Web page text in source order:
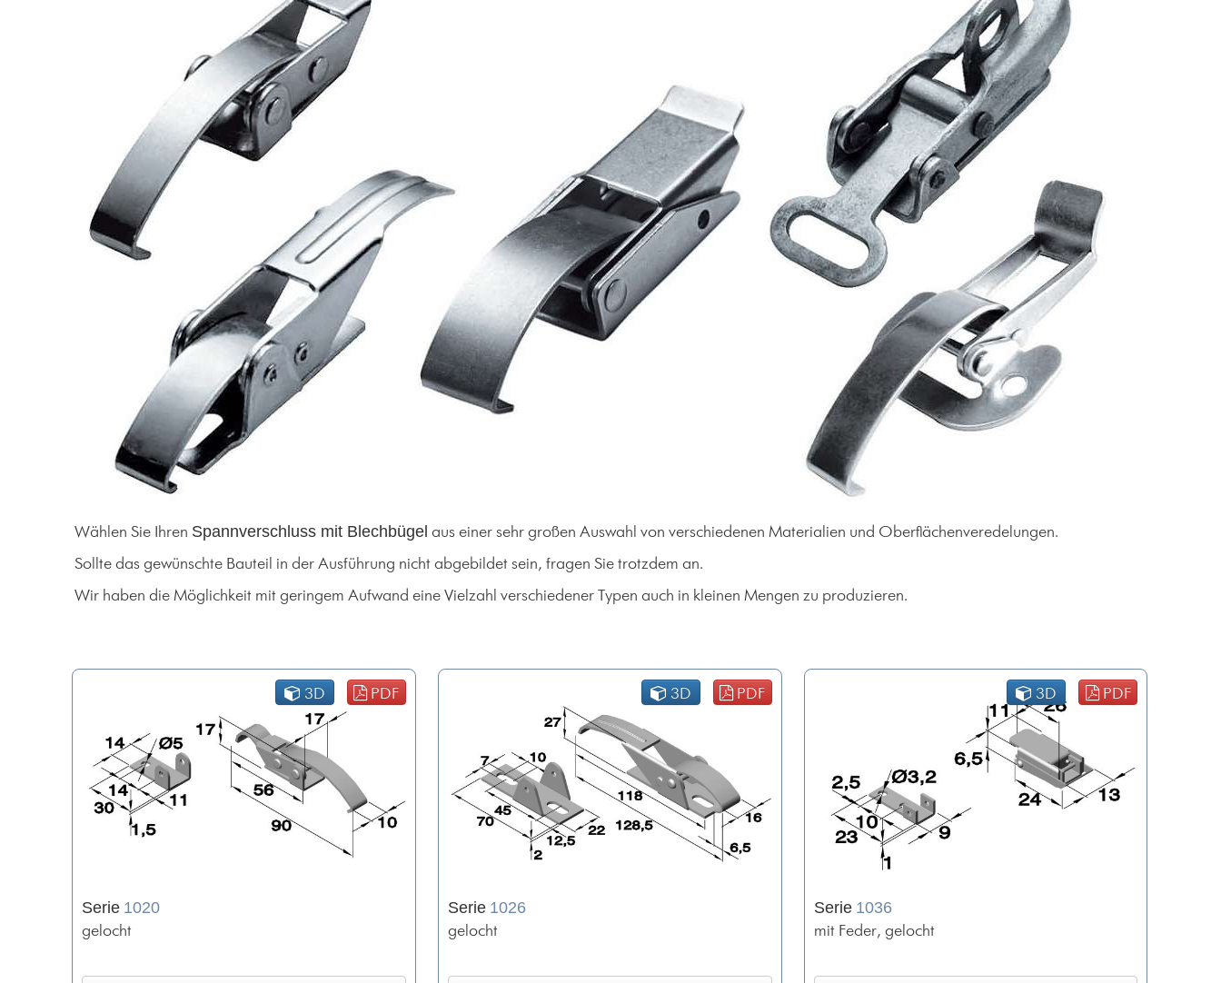
Wählen Sie Ihren Spannverschluss mit Blechbügel aus einer sehr großen Auswahl von verschiedenen Materialien und Oberflächenveredelungen.
Sollte das gewünschte Bauteil in der Ausführung nicht abgebildet sein, fragen Sie trotzdem an.
Wir haben die Möglichkeit mit geringem Aufwand eine Vielzahl verschiedener Typen auch in kleinen Mengen zu produzieren.
3D PDF
Serie 1020
gelocht
3D PDF
Serie 1026
gelocht
3D PDF
Serie 1036
mit Feder, gelocht